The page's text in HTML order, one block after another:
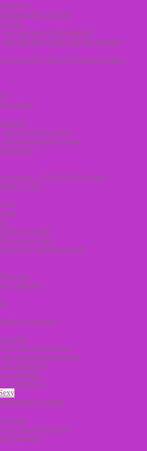
BED HEAD
для стайлинга BED HEAD
для стайлинга BED HEAD (Новый
BED HEAD (Новый дизайн)
стайлинга волос
окрашивание волос
мужчин
мужчин – 1922 by J.M. Keune
– Сare
за руками
за ногами
для депиляции
Салфетки
для волос
стайлинга волос
окрашивания волос
для волос
для волос
НАБОРЫ
бровей и ресниц
стайлинга волос
средства